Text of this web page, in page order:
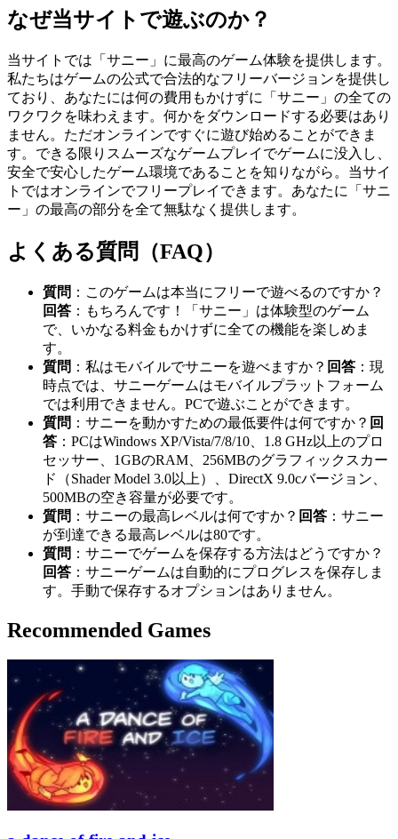
なぜ当サイトで遊ぶのか？
当サイトでは「サニー」に最高のゲーム体験を提供します。
私たちはゲームの公式で合法的なフリーバージョンを提供し
ており、あなたには何の費用もかけずに「サニー」の全ての
ワクワクを味わえます。何かをダウンロードする必要はあり
ません。ただオンラインですぐに遊び始めることができま
す。できる限りスムーズなゲームプレイでゲームに没入し、
安全で安心したゲーム環境であることを知りながら。当サイ
トではオンラインでフリープレイできます。あなたに「サニ
ー」の最高の部分を全て無駄なく提供します。
よくある質問（FAQ）
質問 ：このゲームは本当にフリーで遊べるのですか？
回答 ：もちろんです！「サニー」は体験型のゲーム
で、いかなる料金もかけずに全ての機能を楽しめま
す。
質問 ：私はモバイルでサニーを遊べますか？ 回答 ：現
時点では、サニーゲームはモバイルプラットフォーム
では利用できません。PCで遊ぶことができます。
質問 ：サニーを動かすための最低要件は何ですか？ 回
答 ：PCはWindows XP/Vista/7/8/10、1.8 GHz以上のプロ
セッサー、1GBのRAM、256MBのグラフィックスカー
ド（Shader Model 3.0以上）、DirectX 9.0cバージョン、
500MBの空き容量が必要です。
質問 ：サニーの最高レベルは何ですか？ 回答 ：サニー
が到達できる最高レベルは80です。
質問 ：サニーでゲームを保存する方法はどうですか？
回答 ：サニーゲームは自動的にプログレスを保存しま
す。手動で保存するオプションはありません。
Recommended Games